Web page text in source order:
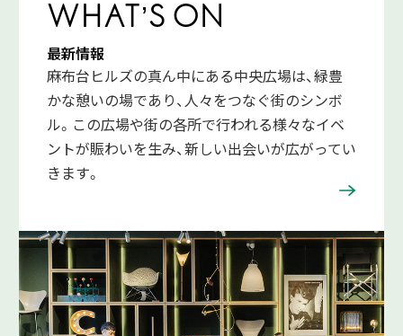
WHAT’S ON
最新情報
麻布台ヒルズの真ん中にある中央広場は、緑豊
かな憩いの場であり、人々をつなぐ街のシンボ
ル。この広場や街の各所で行われる様々なイベ
ントが賑わいを生み、新しい出会いが広がってい
きます。